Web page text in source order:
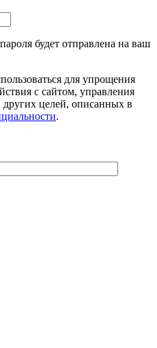
будет отправлена на ваш
для упрощения
с сайтом, управления
целей, описанных в
.